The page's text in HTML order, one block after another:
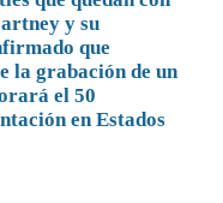
y su
que
la grabación de un
el 50
en Estados